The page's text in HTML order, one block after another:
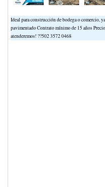
Ideal para construcción de bodega o comercio,
pavimentado Contrato mínimo de 15 años
atenderemos! ??502 3572 0468